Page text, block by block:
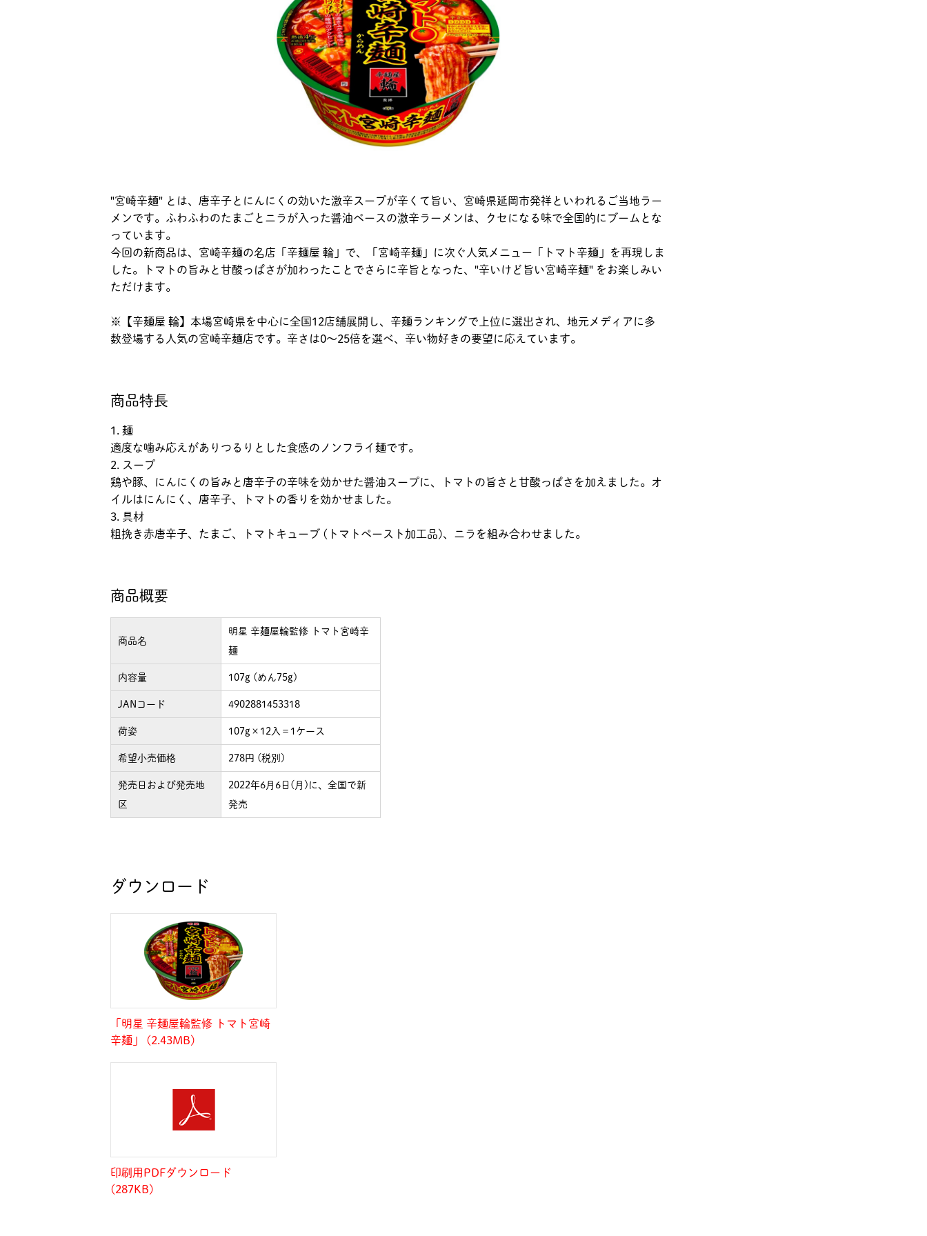
"宮崎辛麺" とは、唐辛子とにんにくの効いた激辛スープが辛くて旨い、宮崎県延岡市発祥といわれるご当地ラー
メンです。ふわふわのたまごとニラが入った醤油ベースの激辛ラーメンは、クセになる味で全国的にブームとな
っています。
今回の新商品は、宮崎辛麺の名店「辛麺屋 輪」で、「宮崎辛麺」に次ぐ人気メニュー「トマト辛麺」を再現しま
した。トマトの旨みと甘酸っぱさが加わったことでさらに辛旨となった、"辛いけど旨い宮崎辛麺" をお楽しみい
ただけます。
※【辛麺屋 輪】本場宮崎県を中心に全国12店舗展開し、辛麺ランキングで上位に選出され、地元メディアに多
数登場する人気の宮崎辛麺店です。辛さは0～25倍を選べ、辛い物好きの要望に応えています。
商品特長
1. 麺
適度な噛み応えがありつるりとした食感のノンフライ麺です。
2. スープ
鶏や豚、にんにくの旨みと唐辛子の辛味を効かせた醤油スープに、トマトの旨さと甘酸っぱさを加えました。オ
イルはにんにく、唐辛子、トマトの香りを効かせました。
3. 具材
粗挽き赤唐辛子、たまご、トマトキューブ (トマトペースト加工品)、ニラを組み合わせました。
商品概要
商品名
明星 辛麺屋輪監修 トマト宮崎辛
麺
内容量 107g (めん75g)
JANコード 4902881453318
荷姿 107g×12入＝1ケース
希望小売価格 278円 (税別)
発売日および発売地
区
2022年6月6日(月)に、全国で新
発売
ダウンロード
「明星 辛麺屋輪監修 トマト宮崎
辛麺」 (2.43MB)
印刷用PDFダウンロード
(287KB)